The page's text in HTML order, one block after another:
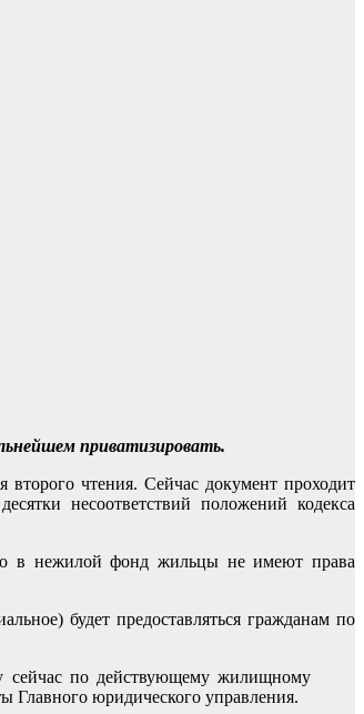
приватизировать.
чтения. Сейчас документ проходит
несоответствий положений кодекса
в нежилой фонд жильцы не имеют права
будет предоставляться гражданам по
сейчас по действующему жилищному
Главного юридического управления.